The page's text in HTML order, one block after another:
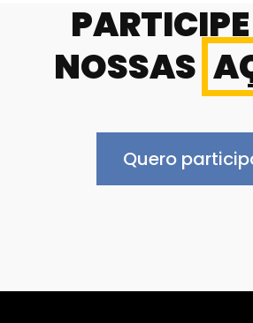
NOSSAS
Quero